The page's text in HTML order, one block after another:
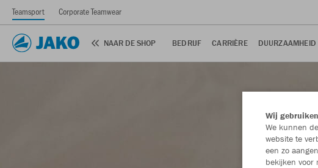
Teamsport Corporate Teamwear
NAAR DE SHOP BEDRIJF CARRIÈRE DUURZAAMHEID
Wij
We kunnen
website te
een zo
bekijken voor